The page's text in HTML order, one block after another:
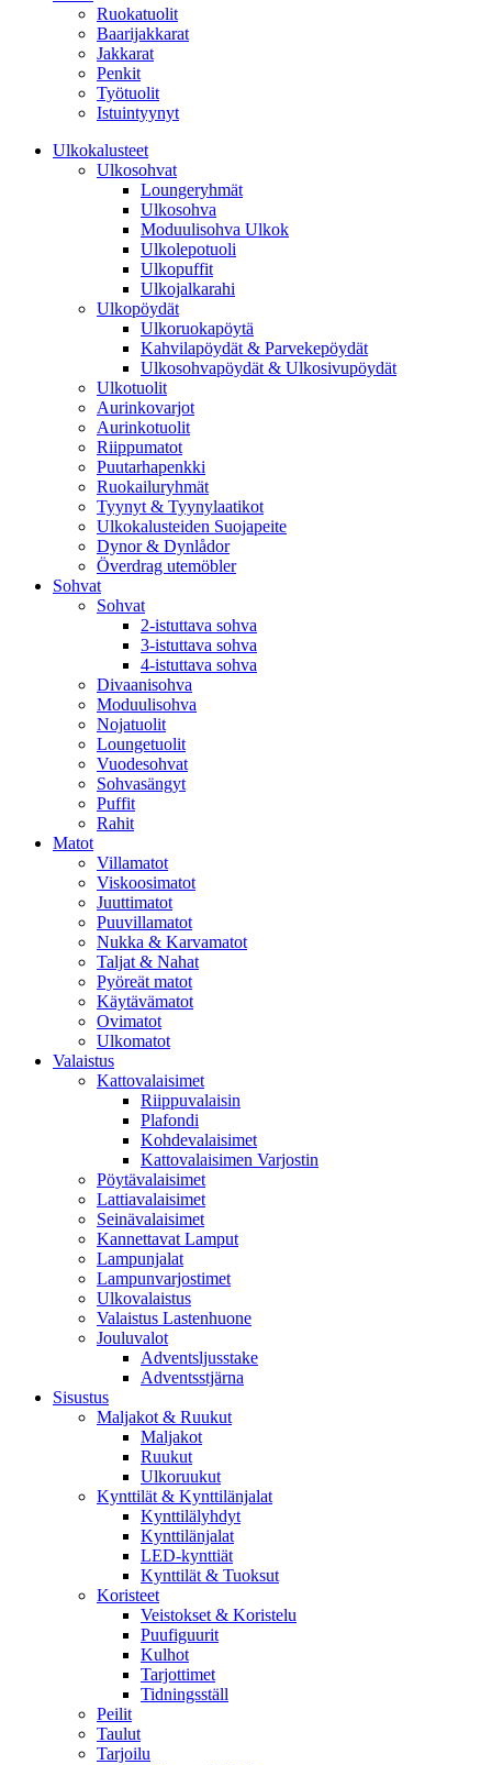
Ruokatuolit
Baarijakkarat
Jakkarat
Penkit
Työtuolit
Istuintyynyt
Ulkokalusteet
Ulkosohvat
Loungeryhmät
Ulkosohva
Moduulisohva Ulkok
Ulkolepotuoli
Ulkopuffit
Ulkojalkarahi
Ulkopöydät
Ulkoruokapöytä
Kahvilapöydät & Parvekepöydät
Ulkosohvapöydät & Ulkosivupöydät
Ulkotuolit
Aurinkovarjot
Aurinkotuolit
Riippumatot
Puutarhapenkki
Ruokailuryhmät
Tyynyt & Tyynylaatikot
Ulkokalusteiden Suojapeite
Dynor & Dynlådor
Överdrag utemöbler
Sohvat
Sohvat
2-istuttava sohva
3-istuttava sohva
4-istuttava sohva
Divaanisohva
Moduulisohva
Nojatuolit
Loungetuolit
Vuodesohvat
Sohvasängyt
Puffit
Rahit
Matot
Villamatot
Viskoosimatot
Juuttimatot
Puuvillamatot
Nukka & Karvamatot
Taljat & Nahat
Pyöreät matot
Käytävämatot
Ovimatot
Ulkomatot
Valaistus
Kattovalaisimet
Riippuvalaisin
Plafondi
Kohdevalaisimet
Kattovalaisimen Varjostin
Pöytävalaisimet
Lattiavalaisimet
Seinävalaisimet
Kannettavat Lamput
Lampunjalat
Lampunvarjostimet
Ulkovalaistus
Valaistus Lastenhuone
Jouluvalot
Adventsljusstake
Adventsstjärna
Sisustus
Maljakot & Ruukut
Maljakot
Ruukut
Ulkoruukut
Kynttilät & Kynttilänjalat
Kynttilälyhdyt
Kynttilänjalat
LED-kynttiät
Kynttilät & Tuoksut
Koristeet
Veistokset & Koristelu
Puufiguurit
Kulhot
Tarjottimet
Tidningsställ
Peilit
Taulut
Tarjoilu